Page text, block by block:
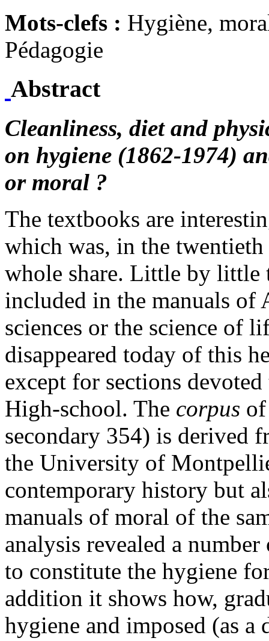
Mots-clefs : Hygiène,
Pédagogie
Abstract
Cleanliness, diet and
on hygiene (1862-1974)
or moral ?
The textbooks are
which was, in the
whole share. Little by little
included in the manuals of
sciences or the science of
disappeared today of this
except for sections
High-school. The corpus
secondary 354) is derived
the University of
contemporary history but
manuals of moral of the
analysis revealed a
to constitute the hygiene
addition it shows how,
hygiene and imposed (as a